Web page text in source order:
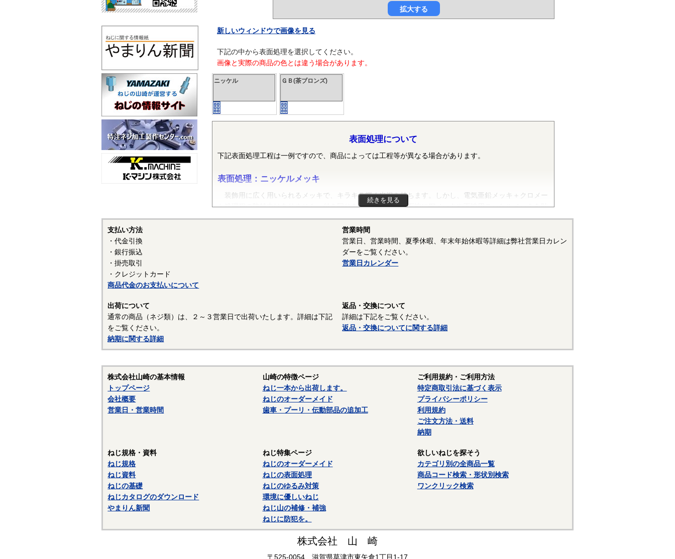
拡大する
新しいウィンドウで画像を見る
下記の中から表面処理を選択してください。
画像と実際の商品の色とは違う場合があります。
ニッケル ＧＢ(茶ブロンズ)
表面処理について
下記表面処理工程は一例ですので、商品によっては工程等が異なる場合があります。
表面処理：ニッケルメッキ
装飾用に広く用いられるメッキで、キラキラ輝く光沢を持ちます。しかし、電気亜鉛メッキ＋クロメー
ト処理程の防錆力はありません。付き回りを上げる目的で、下地に銅メッキや下地用ニッケルメッキを貼
り、その上に光沢剤入りのニッケルメッキを貼ります。
いわゆるGBメッキ。Gはジャーマン、Bはブロンズの略だとか。鉄の場合、下地に銅メッキを貼ったあ
☆ねじに使用される表面処理については下記ページにも掲載しています。ご参照ください。
〇表面処理
続きを見る
支払い方法
・代金引換
・銀行振込
・掛売取引
・クレジットカード
商品代金のお支払いについて
営業時間
営業日、営業時間、夏季休暇、年末年始休暇等詳細は弊社営業日カレン
ダーをご覧ください。
営業日カレンダー
出荷について
通常の商品（ネジ類）は、２～３営業日で出荷いたします。詳細は下記
をご覧ください。
納期に関する詳細
返品・交換について
詳細は下記をご覧ください。
返品・交換についてに関する詳細
株式会社山崎の基本情報
トップページ
会社概要
営業日・営業時間
山崎の特徴ページ
ねじ一本から出荷します。
ねじのオーダーメイド
歯車・プーリ・伝動部品の追加工
ご利用規約・ご利用方法
特定商取引法に基づく表示
プライバシーポリシー
利用規約
ご注文方法・送料
納期
ねじ規格・資料
ねじ規格
ねじ資料
ねじの基礎
ねじカタログのダウンロード
やまりん新聞
ねじ特集ページ
ねじのオーダーメイド
ねじの表面処理
ねじのゆるみ対策
環境に優しいねじ
ねじ山の補修・補強
ねじに防犯を。
欲しいねじを探そう
カテゴリ別の全商品一覧
商品コード検索・形状別検索
ワンクリック検索
株式会社 山 崎
〒525-0054 滋賀県草津市東矢倉1丁目1-17